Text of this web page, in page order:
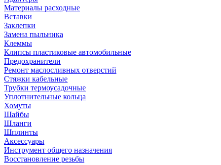
Материалы расходные
Вставки
Заклепки
Замена пыльника
Клеммы
Клипсы пластиковые автомобильные
Предохранители
Ремонт маслосливных отверстий
Стяжки кабельные
Трубки термоусадочные
Уплотнительные кольца
Хомуты
Шайбы
Шланги
Шплинты
Аксессуары
Инструмент общего назначения
Восстановление резьбы